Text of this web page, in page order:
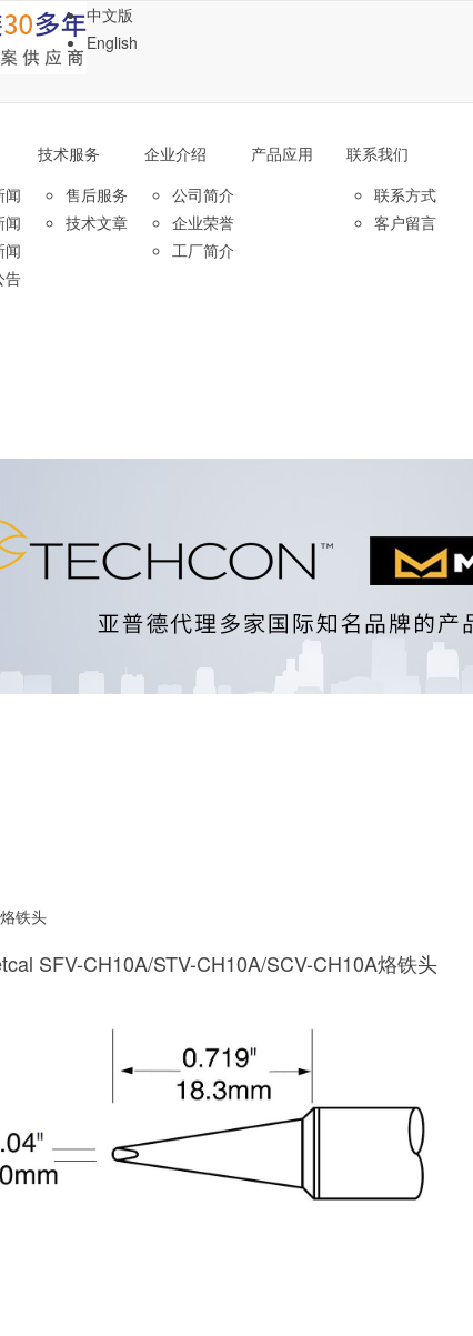
中文版
English
闻
闻
闻
告
技术服务
售后服务
技术文章
企业介绍
公司简介
企业荣誉
工厂简介
产品应用
联系我们
联系方式
客户留言
铁头
SFV-CH10A/STV-CH10A/SCV-CH10A烙铁头